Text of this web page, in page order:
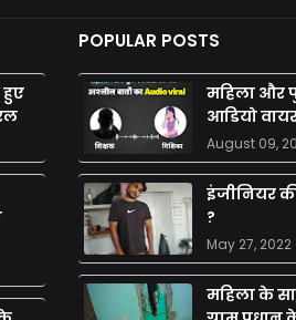
POPULAR POSTS
महिला और
आडियो
August 09,
इंजीनियर
?
May 27, 2022
महिला के